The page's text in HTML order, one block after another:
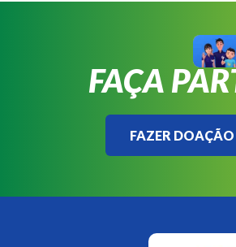
FAÇA
FAZER DOAÇÃO